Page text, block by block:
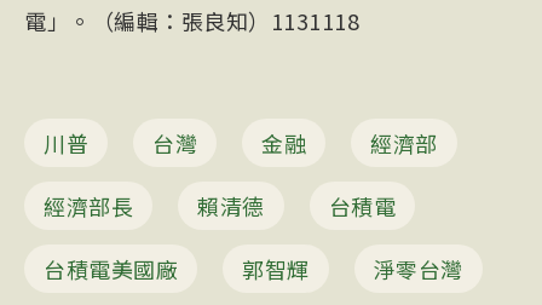
電」。（編輯：張良知）1131118
川普 台灣 金融
經濟部
經濟部長
賴清德
台積電
台積電美國廠
郭智輝
淨零台灣